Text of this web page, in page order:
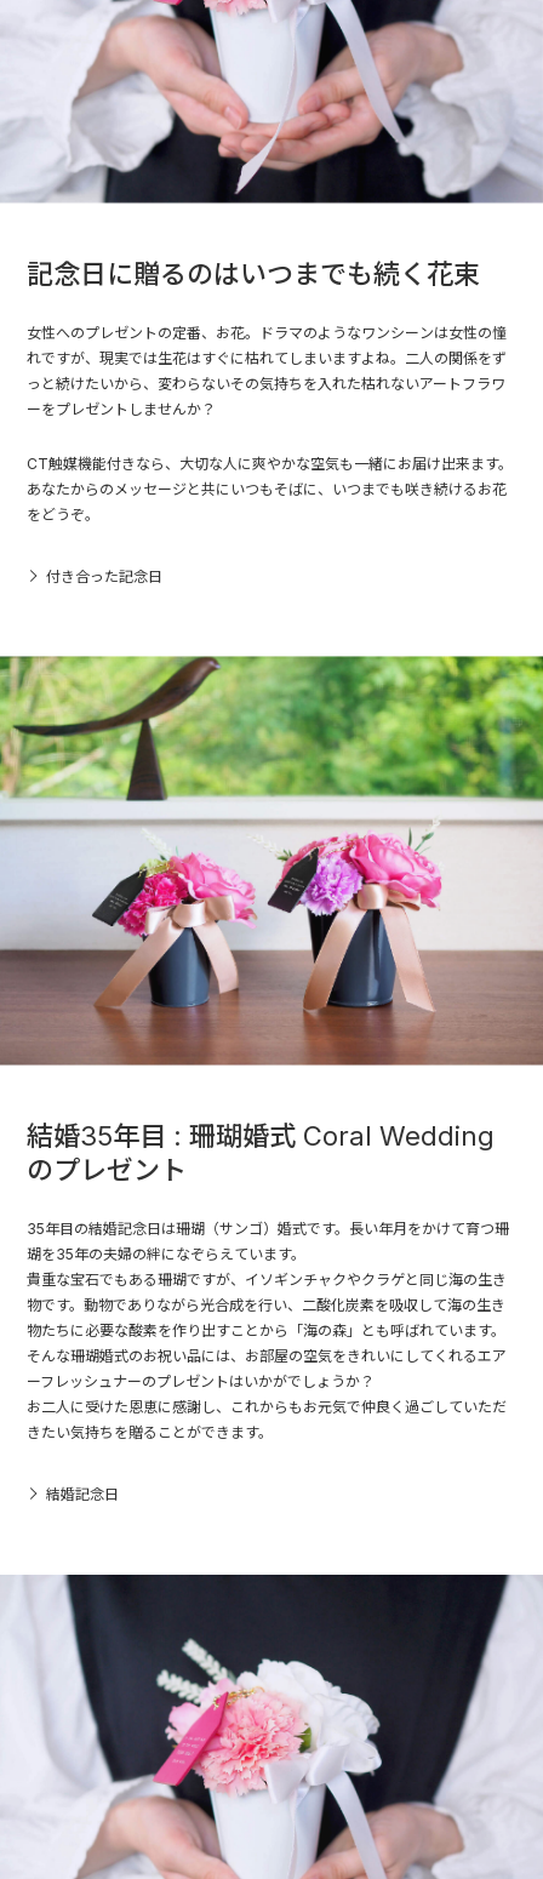
記念日に贈るのはいつまでも続く花束
女性へのプレゼントの定番、お花。ドラマのようなワンシーンは女性の憧
れですが、現実では生花はすぐに枯れてしまいますよね。二人の関係をず
っと続けたいから、変わらないその気持ちを入れた枯れないアートフラワ
ーをプレゼントしませんか？
CT触媒機能付きなら、大切な人に爽やかな空気も一緒にお届け出来ます。
あなたからのメッセージと共にいつもそばに、いつまでも咲き続けるお花
をどうぞ。
付き合った記念日
結婚35年目 : 珊瑚婚式 Coral Wedding
のプレゼント
35年目の結婚記念日は珊瑚（サンゴ）婚式です。長い年月をかけて育つ珊
瑚を35年の夫婦の絆になぞらえています。
貴重な宝石でもある珊瑚ですが、イソギンチャクやクラゲと同じ海の生き
物です。動物でありながら光合成を行い、二酸化炭素を吸収して海の生き
物たちに必要な酸素を作り出すことから「海の森」とも呼ばれています。
そんな珊瑚婚式のお祝い品には、お部屋の空気をきれいにしてくれるエア
ーフレッシュナーのプレゼントはいかがでしょうか？
お二人に受けた恩恵に感謝し、これからもお元気で仲良く過ごしていただ
きたい気持ちを贈ることができます。
結婚記念日